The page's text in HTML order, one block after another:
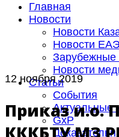
Главная
Новости
Новости
Новости
Зарубежные
Новости
Статьи
События
Актуальные
GxP
12 ноября 2019
Приказ и.о.
КККБТУ МЗ